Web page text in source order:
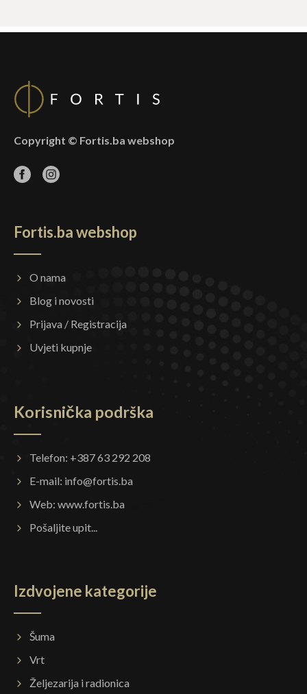
Copyright © Fortis.ba webshop
Fortis.ba webshop
O nama
Blog i novosti
Prijava / Registracija
Uvjeti kupnje
Korisnička podrška
Telefon: +387 63 292 208
E-mail: info@fortis.ba
Web: www.fortis.ba
Pošaljite upit...
Izdvojene kategorije
Šuma
Vrt
Željezarija i radionica